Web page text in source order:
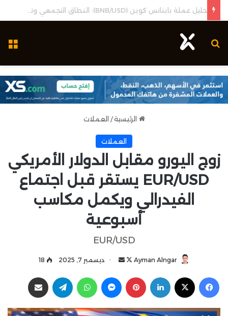
بحث عن
الرئيسية / العملات
العملات
زوج اليورو مقابل الدولار الأمريكي
EUR/USD يستقر قبل اجتماع
الفيدرالي ويكمل مكاسب
أسبوعية
EUR/USD
Ayman Alngar
ت
ع
ع
س
ل
ب
ديسمبر 7, 2025 18